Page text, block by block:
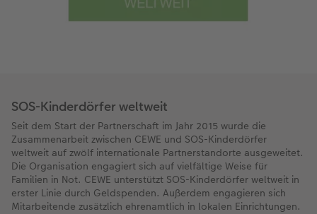
SOS-Kinderdörfer weltweit
Seit dem Start der Partnerschaft im Jahr 2015 wurde die
Zusammenarbeit zwischen CEWE und SOS-Kinderdörfer
weltweit auf zwölf internationale Partnerstandorte ausgeweitet.
Die Organisation engagiert sich auf vielfältige Weise für
Familien in Not. CEWE unterstützt SOS-Kinderdörfer weltweit in
erster Linie durch Geldspenden. Außerdem engagieren sich
Mitarbeitende zusätzlich ehrenamtlich in lokalen Einrichtungen.